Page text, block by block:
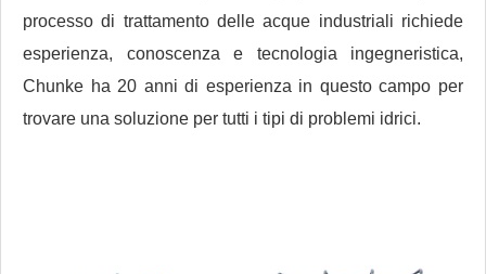
processo di trattamento delle acque industriali richiede
esperienza, conoscenza e tecnologia ingegneristica,
Chunke ha 20 anni di esperienza in questo campo per
trovare una soluzione per tutti i tipi di problemi idrici.